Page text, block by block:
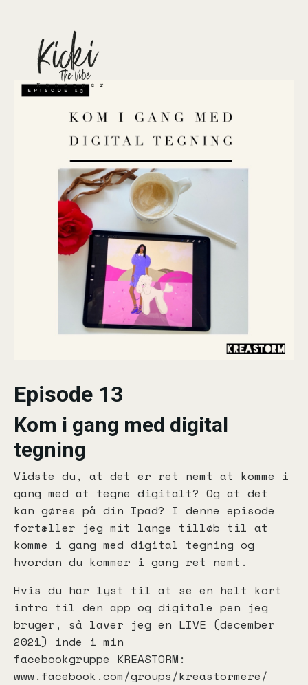
Episode 13
Kom i gang med digital
tegning
Vidste du, at det er ret nemt at komme i
gang med at tegne digitalt? Og at det
kan gøres på din Ipad? I denne episode
fortæller jeg mit lange tilløb til at
komme i gang med digital tegning og
hvordan du kommer i gang ret nemt.
Hvis du har lyst til at se en helt kort
intro til den app og digitale pen jeg
bruger, så laver jeg en LIVE (december
2021) inde i min
facebookgruppe KREASTORM:
www.facebook.com/groups/kreastormere/